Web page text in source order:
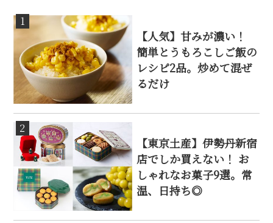
1
【人気】甘みが濃い！
簡単とうもろこしご飯の
レシピ2品。炒めて混ぜ
るだけ
2
【東京土産】伊勢丹新宿
店でしか買えない！ お
しゃれなお菓子9選。常
温、日持ち◎